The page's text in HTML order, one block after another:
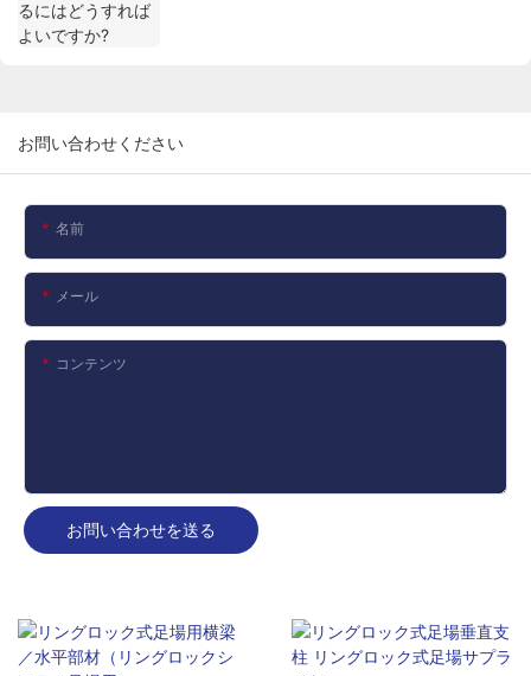
お問い合わせください
名前
メール
コンテンツ
お問い合わせを送る